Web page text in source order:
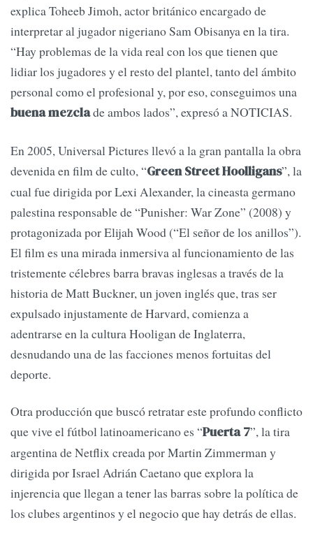
explica Toheeb Jimoh, actor británico encargado de
interpretar al jugador nigeriano Sam Obisanya en la tira.
“Hay problemas de la vida real con los que tienen que
lidiar los jugadores y el resto del plantel, tanto del ámbito
personal como el profesional y, por eso, conseguimos una
buena mezclade ambos lados”, expresó a NOTICIAS.
En 2005, Universal Pictures llevó a la gran pantalla la obra
devenida en film de culto, “Green Street Hoolligans”, la
cual fue dirigida por Lexi Alexander, la cineasta germano
palestina responsable de “Punisher: War Zone” (2008) y
protagonizada por Elijah Wood (“El señor de los anillos”).
El film es una mirada inmersiva al funcionamiento de las
tristemente célebres barra bravas inglesas a través de la
historia de Matt Buckner, un joven inglés que, tras ser
expulsado injustamente de Harvard, comienza a
adentrarse en la cultura Hooligan de Inglaterra,
desnudando una de las facciones menos fortuitas del
deporte.
Otra producción que buscó retratar este profundo conflicto
que vive el fútbol latinoamericano es “Puerta 7”, la tira
argentina de Netflix creada por Martin Zimmerman y
dirigida por Israel Adrián Caetano que explora la
injerencia que llegan a tener las barras sobre la política de
los clubes argentinos y el negocio que hay detrás de ellas.